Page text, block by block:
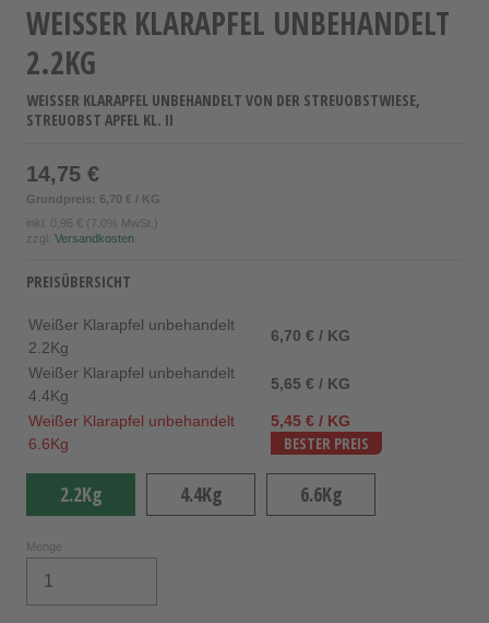
WEISSER KLARAPFEL UNBEHANDELT 2
.2KG
WEISSER KLARAPFEL UNBEHANDELT VON DER STREUOBSTWIESE, S
TREUOBST APFEL KL. II
14,75 €
Grundpreis: 6,70 € / KG
inkl. 0,96 € (7.0% MwSt.)
zzgl. Versandkosten
PREISÜBERSICHT
Weißer Klarapfel unbehandelt
2.2Kg
6,70 € / KG
Weißer Klarapfel unbehandelt
4.4Kg
5,65 € / KG
Weißer Klarapfel unbehandelt
6.6Kg
5,45 € / KG
BESTER PREIS
2.2Kg 4.4Kg 6.6Kg
Menge